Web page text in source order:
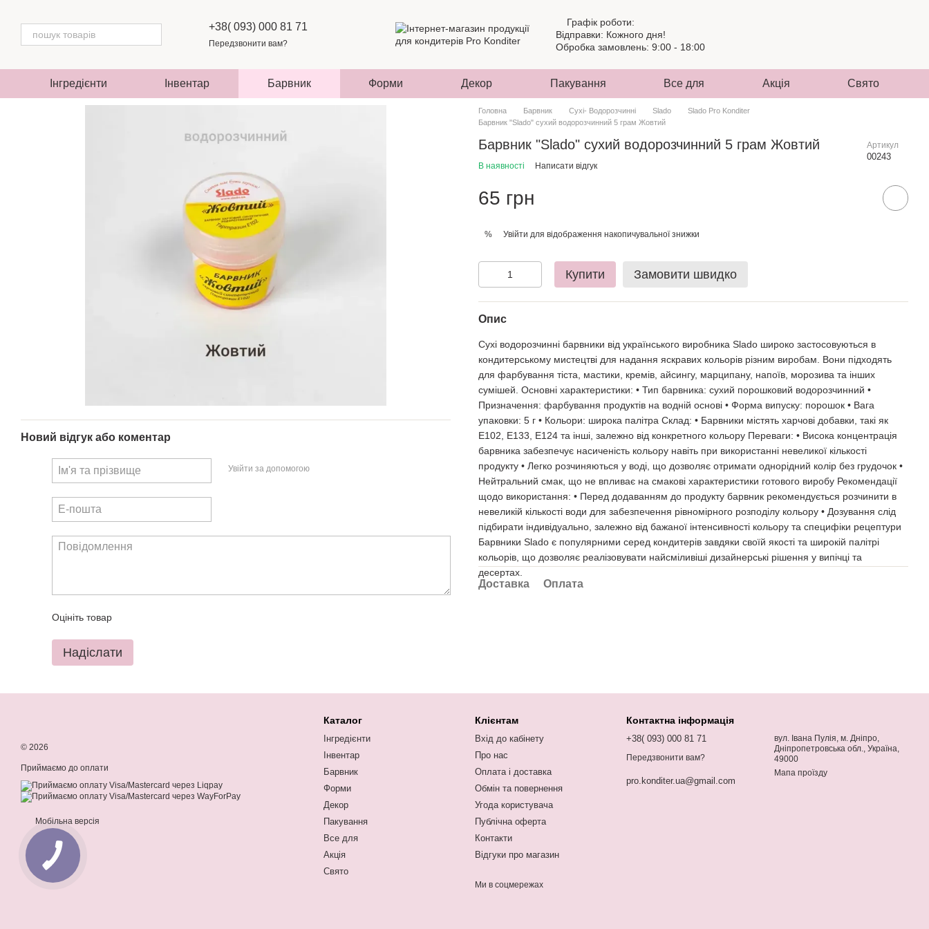
+38( 093) 000 81 71
Передзвонити вам?
Графік роботи:
Відправки: Кожного дня!
Обробка замовлень: 9:00 - 18:00
Інгредієнти Інвентар Барвник Форми Декор Пакування Все для Акція Свято
Новий відгук або коментар
Увійти за допомогою
Оцініть товар
Надіслати
Головна Барвник Сухі- Водорозчинні Slado
Slado Pro Konditer
Барвник "Slado" сухий водорозчинний 5 грам Жовтий
Барвник "Slado" сухий водорозчинний 5 грам Жовтий Артикул
00243
В наявності Написати відгук
65 грн
% Увійти для відображення накопичувальної знижки
Купити Замовити швидко
Опис
Сухі водорозчинні барвники від українського виробника Slado широко застосовуються в
кондитерському мистецтві для надання яскравих кольорів різним виробам. Вони підходять
для фарбування тіста, мастики, кремів, айсингу, марципану, напоїв, морозива та інших
сумішей. Основні характеристики: • Тип барвника: сухий порошковий водорозчинний •
Призначення: фарбування продуктів на водній основі • Форма випуску: порошок • Вага
упаковки: 5 г • Кольори: широка палітра Склад: • Барвники містять харчові добавки, такі як
Е102, Е133, Е124 та інші, залежно від конкретного кольору Переваги: • Висока концентрація
барвника забезпечує насиченість кольору навіть при використанні невеликої кількості
продукту • Легко розчиняються у воді, що дозволяє отримати однорідний колір без грудочок •
Нейтральний смак, що не впливає на смакові характеристики готового виробу Рекомендації
щодо використання: • Перед додаванням до продукту барвник рекомендується розчинити в
невеликій кількості води для забезпечення рівномірного розподілу кольору • Дозування слід
підбирати індивідуально, залежно від бажаної інтенсивності кольору та специфіки рецептури
Барвники Slado є популярними серед кондитерів завдяки своїй якості та широкій палітрі
кольорів, що дозволяє реалізовувати найсміливіші дизайнерські рішення у випічці та
десертах.
Доставка Оплата
© 2026
Приймаємо до оплати
Мобільна версія
Каталог
Інгредієнти
Інвентар
Барвник
Форми
Декор
Пакування
Все для
Акція
Свято
Клієнтам
Вхід до кабінету
Про нас
Оплата і доставка
Обмін та повернення
Угода користувача
Публічна оферта
Контакти
Відгуки про магазин
Ми в соцмережах
Контактна інформація
+38( 093) 000 81 71
Передзвонити вам?
pro.konditer.ua@gmail.com
вул. Івана Пулія, м. Дніпро,
Дніпропетровська обл., Україна,
49000
Мапа проїзду